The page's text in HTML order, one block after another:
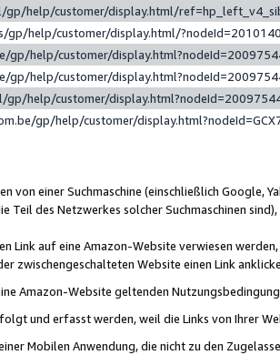
gp/help/customer/display.html/
gp/help/customer/display.html/
gp/help/customer/
gp/help/customer/
gp/help/customer/
gp/help/customer/
von einer Suchmaschine (einschließlich
des Netzwerkes solcher Suchmaschinen sind),
Link auf eine Amazon-Website verwiesen
zwischengeschalteten Website einen Link
Amazon-Website geltenden
und erfasst werden, weil die Links von Ihrer
Mobilen Anwendung, die nicht zu den